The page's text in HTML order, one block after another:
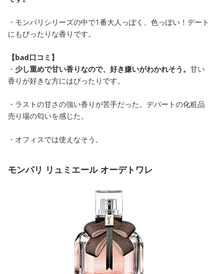
・モンパリシリーズの中で1番大人っぽく、色っぽい！デート
にもぴったりな香りです。
【bad口コミ】
・ 少し重めで甘い香りなので、好き嫌いがわかれそう。 甘い
香りが好きな方にはぴったりです。
・ラストの甘さの強い香りが苦手だった。デパートの化粧品
売り場の匂いを感じた。
・オフィスでは使えなそう。
モンパリ リュミエール オーデトワレ